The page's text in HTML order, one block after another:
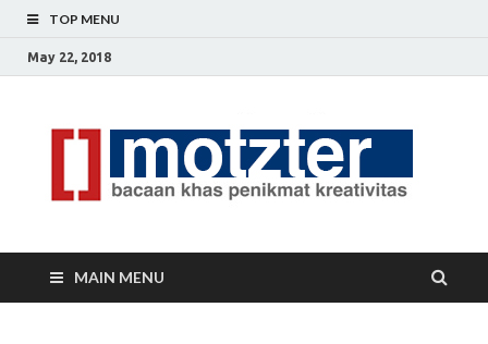
TOP MENU
May 22, 2018
MAIN MENU